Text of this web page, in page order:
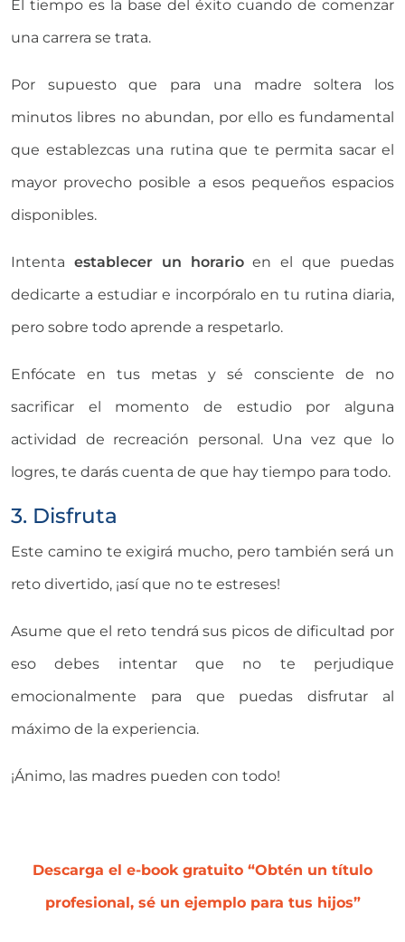
El tiempo es la base del éxito cuando de comenzar
una carrera se trata.
Por supuesto que para una madre soltera los
minutos libres no abundan, por ello es fundamental
que establezcas una rutina que te permita sacar el
mayor provecho posible a esos pequeños espacios
disponibles.
Intenta establecer un horarioen el que puedas
dedicarte a estudiar e incorpóralo en tu rutina diaria,
pero sobre todo aprende a respetarlo.
Enfócate en tus metas y sé consciente de no
sacrificar el momento de estudio por alguna
actividad de recreación personal. Una vez que lo
logres, te darás cuenta de que hay tiempo para todo.
3. Disfruta
Este camino te exigirá mucho, pero también será un
reto divertido, ¡así que no te estreses!
Asume que el reto tendrá sus picos de dificultad por
eso debes intentar que no te perjudique
emocionalmente para que puedas disfrutar al
máximo de la experiencia.
¡Ánimo, las madres pueden con todo!
Descarga el e-book gratuito “Obtén un título
profesional, sé un ejemplo para tus hijos”